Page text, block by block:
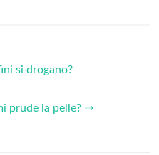
si drogano?
prude la pelle? ⇒